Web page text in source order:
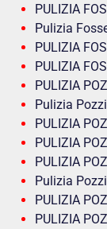
PULIZIA
Pulizia
PULIZIA
PULIZIA
PULIZIA
Pulizia
PULIZIA
PULIZIA
PULIZIA
Pulizia
PULIZIA
PULIZIA